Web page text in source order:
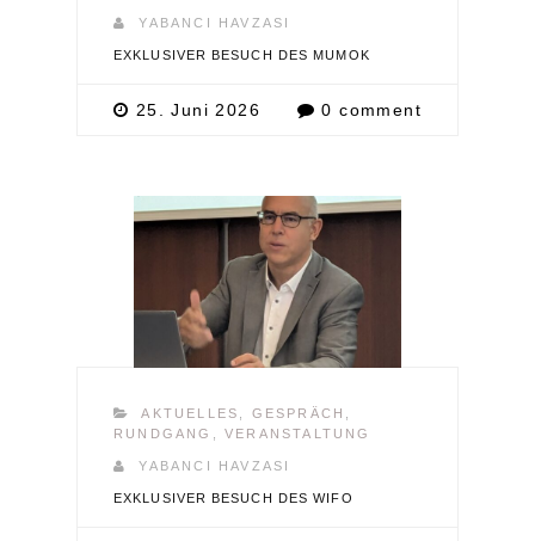
YABANCI HAVZASI
EXKLUSIVER BESUCH DES MUMOK
25. Juni 2026 0 comment
AKTUELLES GESPRÄCH
RUNDGANG
,VERANSTALTUNG
YABANCI HAVZASI
EXKLUSIVER BESUCH DES WIFO